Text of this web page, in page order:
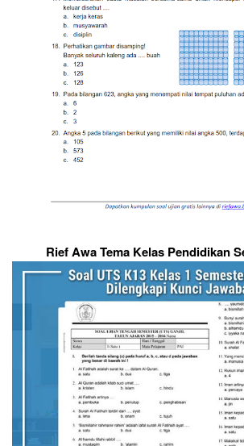
Rief Awa Tema Kelas Pendidikan